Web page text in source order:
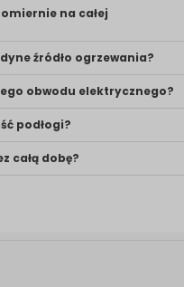
na całej
źródło ogrzewania?
obwodu elektrycznego?
podłogi?
całą dobę?